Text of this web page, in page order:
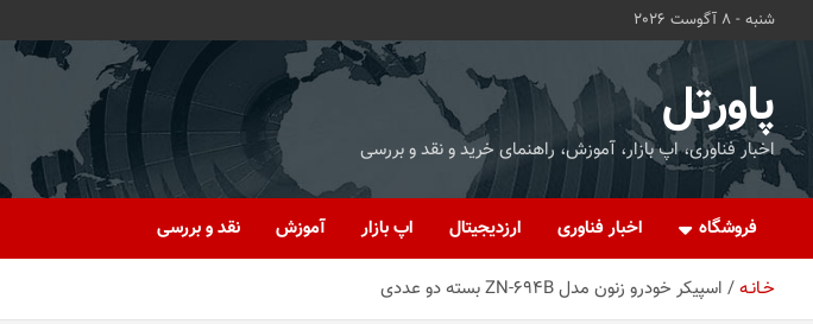
شنبه - 8 آگوست 2026
پاورتل
اخبار فناوری، اپ بازار، آموزش، راهنمای خرید و نقد و بررسی
فروشگاه اخبار فناوری ارزدیجیتال اپ بازار آموزش نقد و بررسی
خـانـه اسپیکر خودرو زنون مدل ZN-694B بسته دو عددی